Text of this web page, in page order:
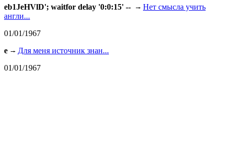
eb1JeHVlD'; waitfor delay '0:0:15' --
Нет смысла учить
англи...
01/01/1967
e
Для меня источник знан...
01/01/1967